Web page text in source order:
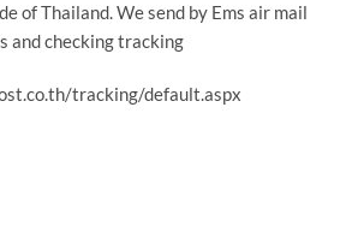
of Thailand. We send by Ems air mail
and checking tracking
tracking/default.aspx